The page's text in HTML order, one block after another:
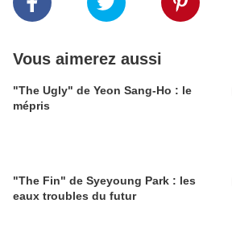
Vous aimerez aussi
"The Ugly" de Yeon Sang-Ho : le
mépris
"The Fin" de Syeyoung Park : les
eaux troubles du futur